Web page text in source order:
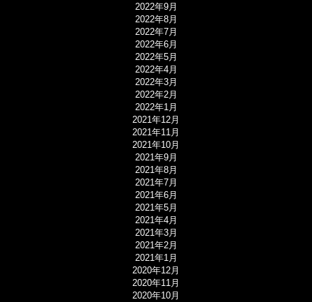
2022年9月
2022年8月
2022年7月
2022年6月
2022年5月
2022年4月
2022年3月
2022年2月
2022年1月
2021年12月
2021年11月
2021年10月
2021年9月
2021年8月
2021年7月
2021年6月
2021年5月
2021年4月
2021年3月
2021年2月
2021年1月
2020年12月
2020年11月
2020年10月